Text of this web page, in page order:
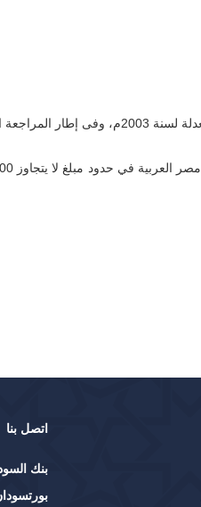
عملاً بسلطات محافظ بنك السودان المركزي بموجب المادة 20 من لائحة تنظيم
اتصل بنا
بنك